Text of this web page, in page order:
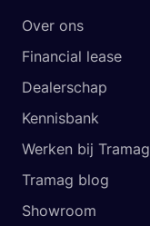
Over ons
Financial lease
Dealerschap
Kennisbank
Werken bij Tramag
Tramag blog
Showroom